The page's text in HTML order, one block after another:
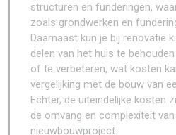
structuren en funderingen,
zoals grondwerken en
Daarnaast kun je bij renovatie
delen van het huis te
of te verbeteren, wat kosten
vergelijking met de bouw van
Echter, de uiteindelijke kosten
de omvang en complexiteit
nieuwbouwproject.